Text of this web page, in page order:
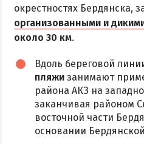
ПИТАНИЕ
РАЗВЛЕЧЕНИЯ
Аквапарк
Дельфинарий
Зоопарк
Виндсерфинг
Рыбалка
окрестностях Бердянска,
организованными и
около 30 км.
Вдоль береговой
пляжи занимают
района АКЗ на
заканчивая районом
восточной части
основании